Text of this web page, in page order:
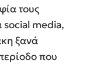
τους
social media,
ξανά
που